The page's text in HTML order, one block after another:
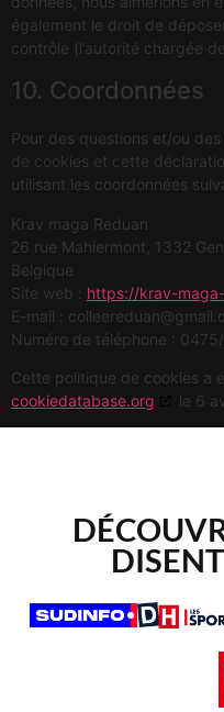
également le droit de
contrôle (l’autorité chargée
10. Coordonnées
Pour des questions et/ou
de cookies et cette
utilisant les coordonnées
Krav maga Reduan
26 rue Mahiermont, 1332
Belgique
Site web : https://krav-
E-mail : colleereduan@
Numéro de téléphone :
Cette politique de cookies a
cookiedatabase.org
le 6